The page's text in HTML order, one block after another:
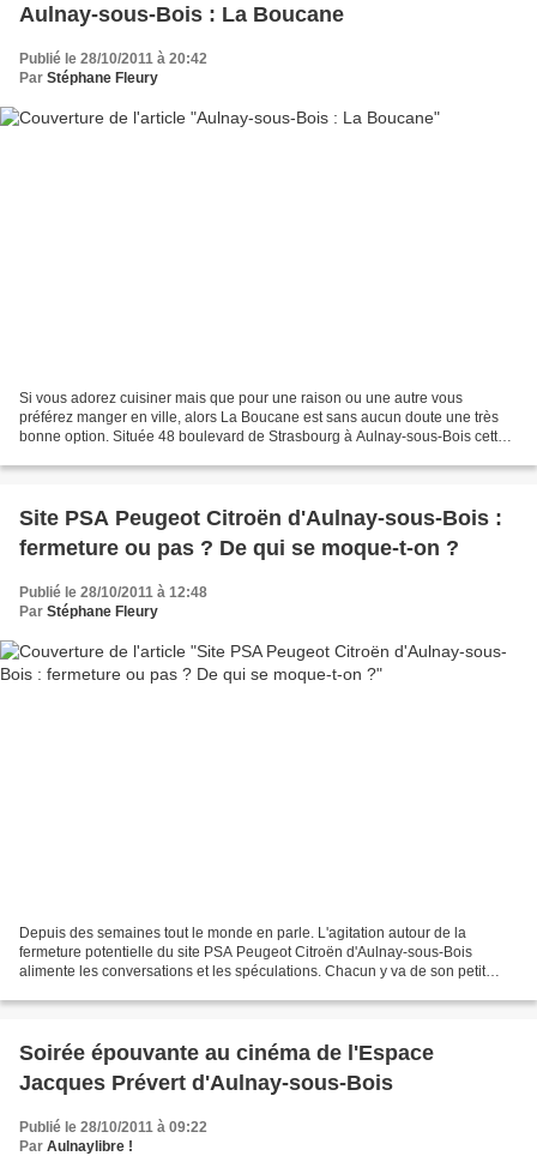
Aulnay-sous-Bois : La Boucane
Publié le 28/10/2011 à 20:42
Par Stéphane Fleury
Si vous adorez cuisiner mais que pour une raison ou une autre vous
préférez manger en ville, alors La Boucane est sans aucun doute une très
bonne option. Située 48 boulevard de Strasbourg à Aulnay-sous-Bois cette
Site PSA Peugeot Citroën d'Aulnay-sous-Bois :
fermeture ou pas ? De qui se moque-t-on ?
Publié le 28/10/2011 à 12:48
Par Stéphane Fleury
Depuis des semaines tout le monde en parle. L'agitation autour de la
fermeture potentielle du site PSA Peugeot Citroën d'Aulnay-sous-Bois
alimente les conversations et les spéculations. Chacun y va de son petit
Soirée épouvante au cinéma de l'Espace
Jacques Prévert d'Aulnay-sous-Bois
Publié le 28/10/2011 à 09:22
Par Aulnaylibre !